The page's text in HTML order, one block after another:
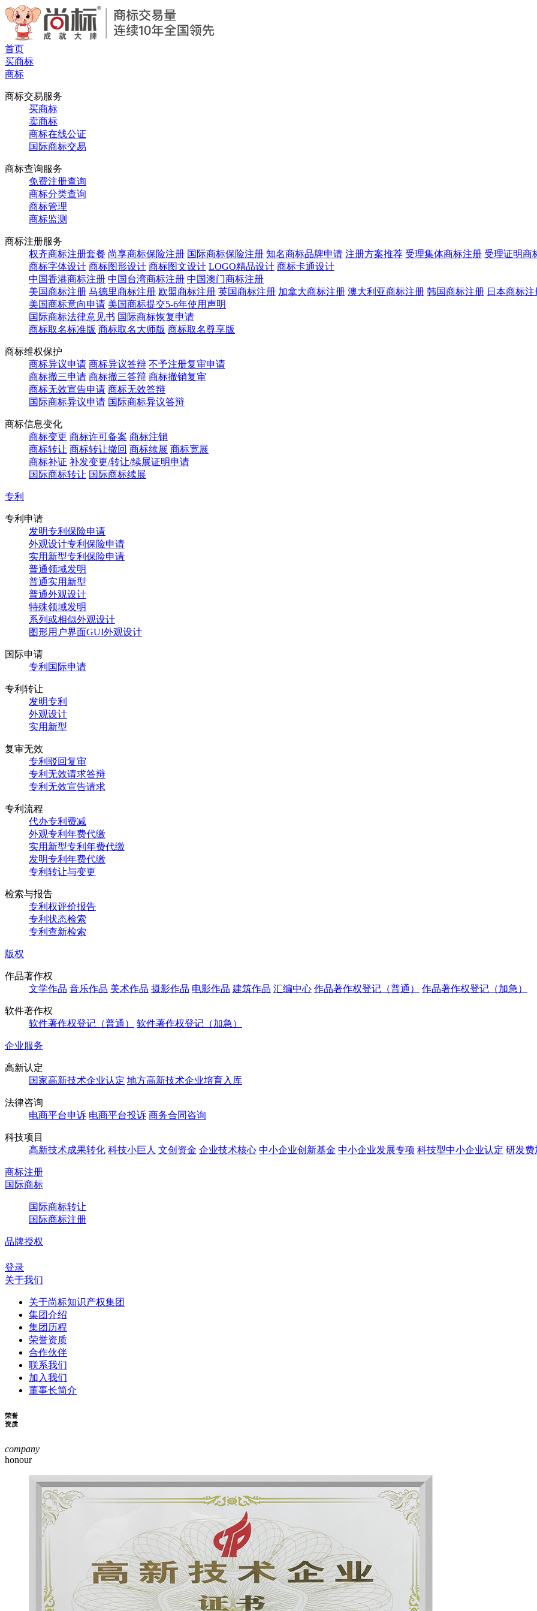
首页
买商标
商标
商标交易服务
买商标
卖商标
商标在线公证
国际商标交易
商标查询服务
免费注册查询
商标分类查询
商标管理
商标监测
商标注册服务
权齐商标注册套餐 尚享商标保险注册 国际商标保险注册 知名商标品牌申请 注册方案推荐 受理集体商标注册 受理证明商
商标字体设计 商标图形设计 商标图文设计 LOGO精品设计 商标卡通设计
中国香港商标注册 中国台湾商标注册 中国澳门商标注册
美国商标注册 马德里商标注册 欧盟商标注册 英国商标注册 加拿大商标注册 澳大利亚商标注册 韩国商标注册 日本商标注
美国商标意向申请 美国商标提交5-6年使用声明
国际商标法律意见书 国际商标恢复申请
商标取名标准版 商标取名大师版 商标取名尊享版
商标维权保护
商标异议申请 商标异议答辩 不予注册复审申请
商标撤三申请 商标撤三答辩 商标撤销复审
商标无效宣告申请 商标无效答辩
国际商标异议申请 国际商标异议答辩
商标信息变化
商标变更 商标许可备案 商标注销
商标转让 商标转让撤回 商标续展 商标宽展
商标补证 补发变更/转让/续展证明申请
国际商标转让 国际商标续展
专利
专利申请
发明专利保险申请
外观设计专利保险申请
实用新型专利保险申请
普通领域发明
普通实用新型
普通外观设计
特殊领域发明
系列或相似外观设计
图形用户界面GUI外观设计
国际申请
专利国际申请
专利转让
发明专利
外观设计
实用新型
复审无效
专利驳回复审
专利无效请求答辩
专利无效宣告请求
专利流程
代办专利费减
外观专利年费代缴
实用新型专利年费代缴
发明专利年费代缴
专利转让与变更
检索与报告
专利权评价报告
专利状态检索
专利查新检索
版权
作品著作权
文学作品 音乐作品 美术作品 摄影作品 电影作品 建筑作品 汇编中心 作品著作权登记（普通） 作品著作权登记（加急）
软件著作权
软件著作权登记（普通）
软件著作权登记（加急）
企业服务
高新认定
国家高新技术企业认定 地方高新技术企业培育入库
法律咨询
电商平台申诉 电商平台投诉 商务合同咨询
科技项目
高新技术成果转化 科技小巨人 文创资金 企业技术核心 中小企业创新基金 中小企业发展专项 科技型中小企业认定 研发费
商标注册
国际商标
国际商标转让
国际商标注册
品牌授权
登录
关于我们
关于尚标知识产权集团
集团介绍
集团历程
荣誉资质
合作伙伴
联系我们
加入我们
董事长简介
荣誉
资质
company
honour